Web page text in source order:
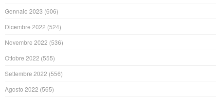
Gennaio 2023 (606)
Dicembre 2022 (524)
Novembre 2022 (536)
Ottobre 2022 (555)
Settembre 2022 (556)
Agosto 2022 (565)